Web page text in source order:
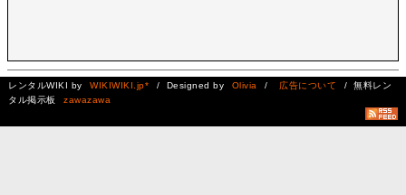
レンタルWIKI by WIKIWIKI.jp* / Designed by Olivia / 広告について
/ 無料レン
タル掲示板
zawazawa